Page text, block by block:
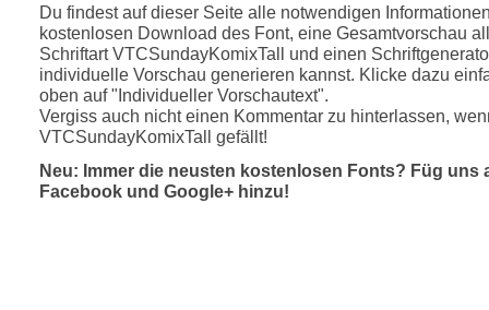
Du findest auf dieser Seite alle notwendigen
kostenlosen Download des Font, eine Gesamtvorschau
Schriftart VTCSundayKomixTall und einen
individuelle Vorschau generieren kannst. Klicke dazu
oben auf "Individueller Vorschautext".
Vergiss auch nicht einen Kommentar zu hinterlassen,
VTCSundayKomixTall gefällt!
Neu: Immer die neusten kostenlosen Fonts? Füg uns
Facebook und Google+ hinzu!